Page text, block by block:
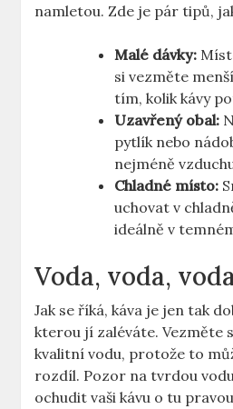
namletou. Zde je pár tipů,
Malé dávky:
si vezměte
tím, kolik kávy
Uzavřený obal:
pytlík nebo
nejméně
Chladné místo:
uchovat v
ideálně v
Voda, voda,
Jak se říká, káva je jen tak
kterou jí zaléváte. Vezměte
kvalitní vodu, protože to
rozdíl. Pozor na tvrdou
ochudit vaši kávu o tu